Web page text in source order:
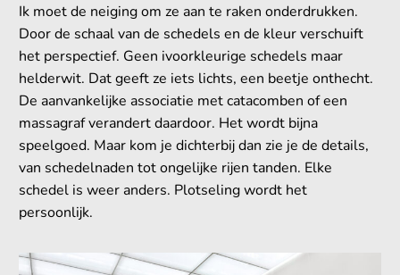
Ik moet de neiging om ze aan te raken onderdrukken.
Door de schaal van de schedels en de kleur verschuift
het perspectief. Geen ivoorkleurige schedels maar
helderwit. Dat geeft ze iets lichts, een beetje onthecht.
De aanvankelijke associatie met catacomben of een
massagraf verandert daardoor. Het wordt bijna
speelgoed. Maar kom je dichterbij dan zie je de details,
van schedelnaden tot ongelijke rijen tanden. Elke
schedel is weer anders. Plotseling wordt het
persoonlijk.